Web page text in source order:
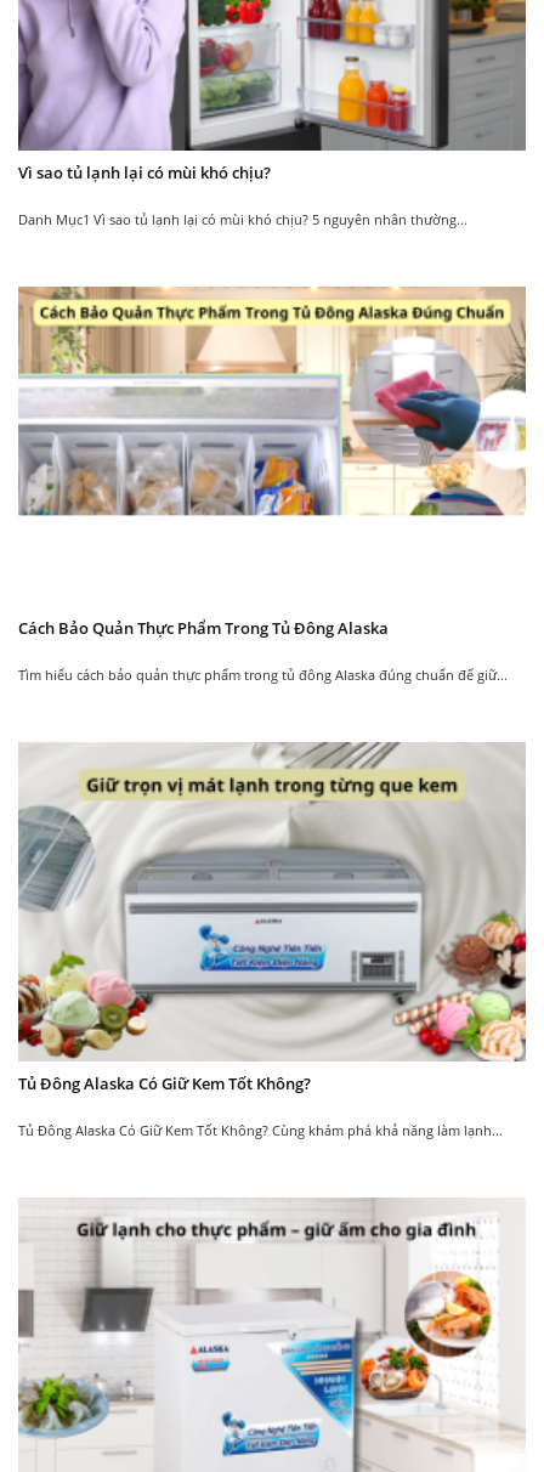
Vận chuyển trong ngày – Miễn phí ship
Địa chỉ:Số 25 – Ngõ 1, Đường Cầu Bươu, X.Tân
Triều, H.Thanh Trì, TP.Hà Nội
Liên hệ tư vấn sản phẩm:0903.228.661
Vì sao tủ lạnh lại có mùi khó chịu?
Danh Mục1 Vì sao tủ lạnh lại có mùi khó chịu? 5 nguyên nhân thường...
Cách Bảo Quản Thực Phẩm Trong Tủ Đông Alaska
Tìm hiểu cách bảo quản thực phẩm trong tủ đông Alaska đúng chuẩn để giữ...
Tủ Đông Alaska Có Giữ Kem Tốt Không?
Tủ Đông Alaska Có Giữ Kem Tốt Không? Cùng khám phá khả năng làm lạnh...